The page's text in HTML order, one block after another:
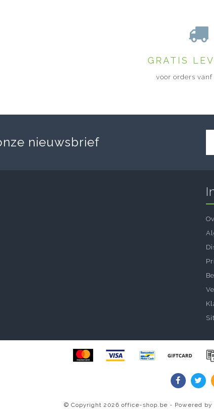
GRATIS
voor orders
nieuwsbrief
© Copyright 2026 office-shop.be - Powered by